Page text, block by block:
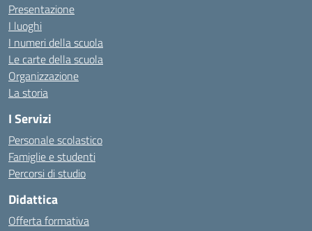
Presentazione
I luoghi
I numeri della scuola
Le carte della scuola
Organizzazione
La storia
I Servizi
Personale scolastico
Famiglie e studenti
Percorsi di studio
Didattica
Offerta formativa